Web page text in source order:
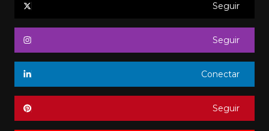
Seguir
Seguir
Conectar
Seguir